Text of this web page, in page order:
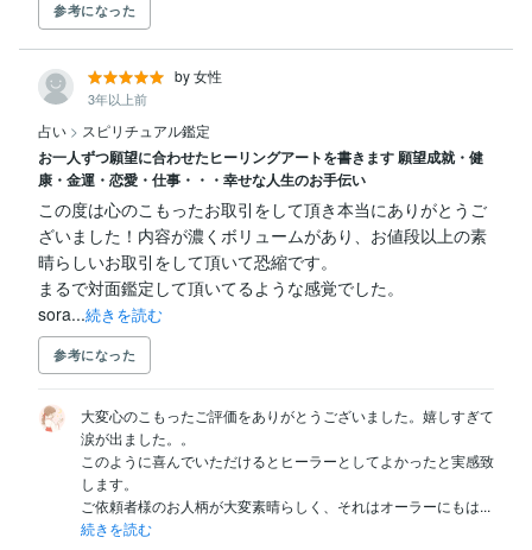
参考になった
by 女性
3年以上前
占い > スピリチュアル鑑定
お一人ずつ願望に合わせたヒーリングアートを書きます 願望成就・健
康・金運・恋愛・仕事・・・幸せな人生のお手伝い
この度は心のこもったお取引をして頂き本当にありがとうご
ざいました！内容が濃くボリュームがあり、お値段以上の素
晴らしいお取引をして頂いて恐縮です。
まるで対面鑑定して頂いてるような感覚でした。
sora...続きを読む
参考になった
大変心のこもったご評価をありがとうございました。嬉しすぎて
涙が出ました。。
このように喜んでいただけるとヒーラーとしてよかったと実感致
します。
ご依頼者様のお人柄が大変素晴らしく、それはオーラーにもは...
続きを読む